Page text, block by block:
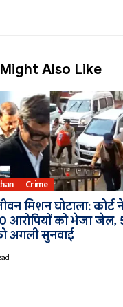
Also Like
Crime
मिशन घोटाला: कोर्ट
आरोपियों को भेजा जेल,
अगली सुनवाई